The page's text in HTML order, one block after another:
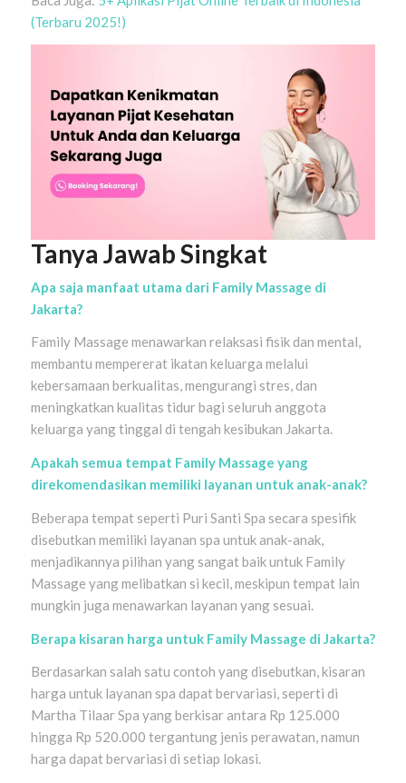
(Terbaru 2025!)
Tanya Jawab Singkat
Apa saja manfaat utama dari Family Massage di
Jakarta?
Family Massage menawarkan relaksasi fisik dan mental,
membantu mempererat ikatan keluarga melalui
kebersamaan berkualitas, mengurangi stres, dan
meningkatkan kualitas tidur bagi seluruh anggota
keluarga yang tinggal di tengah kesibukan Jakarta.
Apakah semua tempat Family Massage yang
direkomendasikan memiliki layanan untuk anak-anak?
Beberapa tempat seperti Puri Santi Spa secara spesifik
disebutkan memiliki layanan spa untuk anak-anak,
menjadikannya pilihan yang sangat baik untuk Family
Massage yang melibatkan si kecil, meskipun tempat lain
mungkin juga menawarkan layanan yang sesuai.
Berapa kisaran harga untuk Family Massage di Jakarta?
Berdasarkan salah satu contoh yang disebutkan, kisaran
harga untuk layanan spa dapat bervariasi, seperti di
Martha Tilaar Spa yang berkisar antara Rp 125.000
hingga Rp 520.000 tergantung jenis perawatan, namun
harga dapat bervariasi di setiap lokasi.